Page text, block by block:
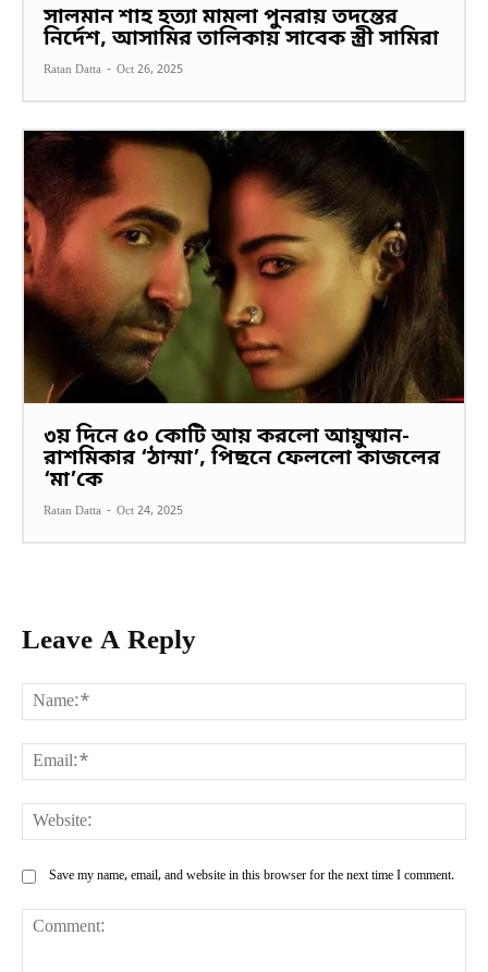
সালমান শাহ হত্যা মামলা পুনরায় তদন্তের
নির্দেশ, আসামির তালিকায় সাবেক স্ত্রী সামিরা
Ratan Datta - Oct 26, 2025
৩য় দিনে ৫০ কোটি আয় করলো আয়ুষ্মান-
রাশমিকার ‘ঠাম্মা’, পিছনে ফেললো কাজলের
‘মা’কে
Ratan Datta - Oct 24, 2025
Leave A Reply
Save my name, email, and website in this browser for the next time I comment.